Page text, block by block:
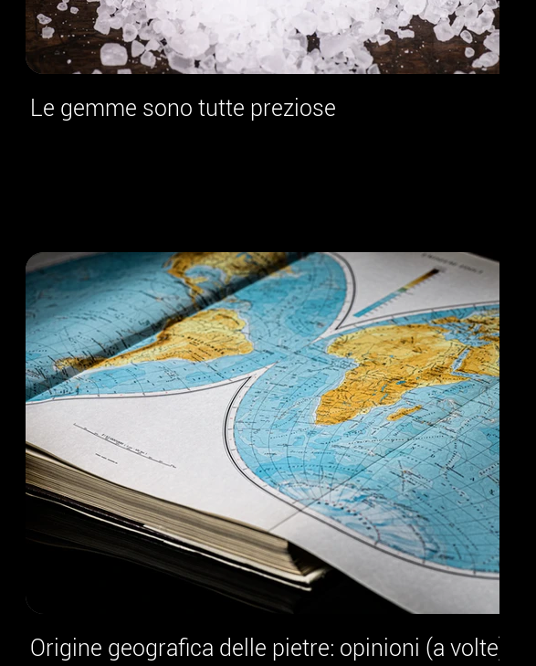
Le gemme sono tutte preziose
Origine geografica delle pietre: opinioni (a volte)